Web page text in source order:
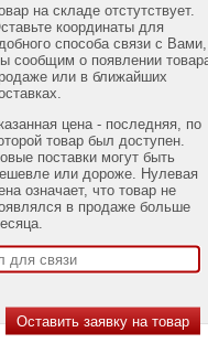
на складе отстутствует.
координаты для
способа связи с Вами,
сообщим о появлении
или в ближайших
цена - последняя, по
товар был доступен.
поставки могут быть
или дороже. Нулевая
означает, что товар не
в продаже больше